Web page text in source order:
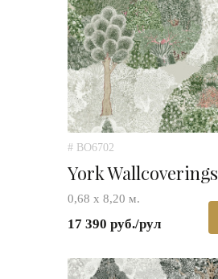
# BO6702
York Wallcoverings
0,68 х 8,20 м.
17 390 руб./рул